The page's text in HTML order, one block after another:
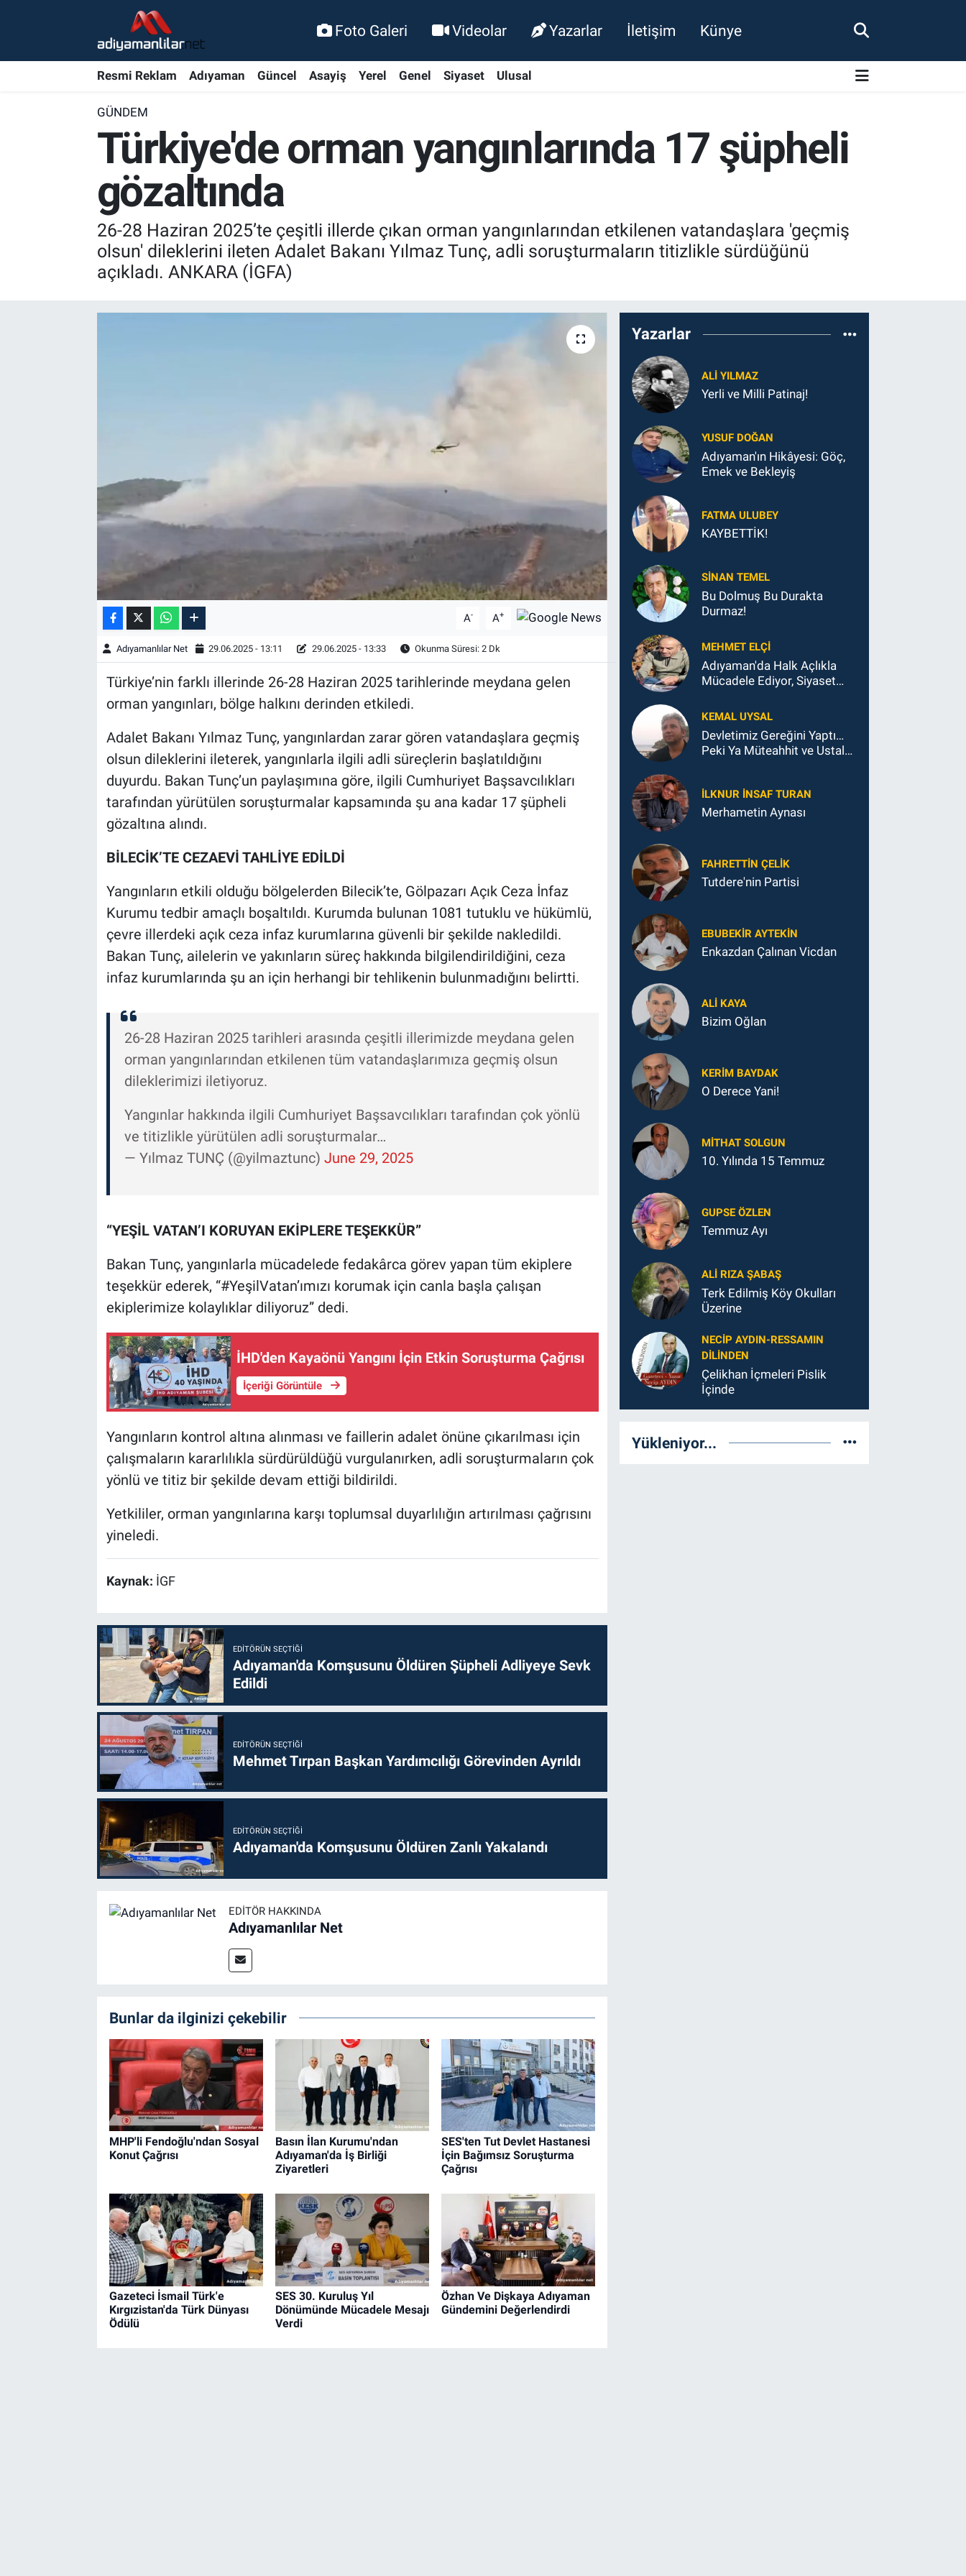
Foto Galeri Videolar Yazarlar İletişim Künye
Resmi Reklam Adıyaman Güncel Asayiş Yerel Genel Siyaset Ulusal
GÜNDEM
Türkiye'de orman yangınlarında 17 şüpheli
gözaltında
26-28 Haziran 2025’te çeşitli illerde çıkan orman yangınlarından etkilenen vatandaşlara 'geçmiş
olsun' dileklerini ileten Adalet Bakanı Yılmaz Tunç, adli soruşturmaların titizlikle sürdüğünü
açıkladı. ANKARA (İGFA)
A- A+
Adıyamanlılar Net 29.06.2025 - 13:11 29.06.2025 - 13:33 Okunma Süresi: 2 Dk
Türkiye’nin farklı illerinde 26-28 Haziran 2025 tarihlerinde meydana gelen
orman yangınları, bölge halkını derinden etkiledi.
Adalet Bakanı Yılmaz Tunç, yangınlardan zarar gören vatandaşlara geçmiş
olsun dileklerini ileterek, yangınlarla ilgili adli süreçlerin başlatıldığını
duyurdu. Bakan Tunç’un paylaşımına göre, ilgili Cumhuriyet Başsavcılıkları
tarafından yürütülen soruşturmalar kapsamında şu ana kadar 17 şüpheli
gözaltına alındı.
BİLECİK’TE CEZAEVİ TAHLİYE EDİLDİ
Yangınların etkili olduğu bölgelerden Bilecik’te, Gölpazarı Açık Ceza İnfaz
Kurumu tedbir amaçlı boşaltıldı. Kurumda bulunan 1081 tutuklu ve hükümlü,
çevre illerdeki açık ceza infaz kurumlarına güvenli bir şekilde nakledildi.
Bakan Tunç, ailelerin ve yakınların süreç hakkında bilgilendirildiğini, ceza
infaz kurumlarında şu an için herhangi bir tehlikenin bulunmadığını belirtti.
26-28 Haziran 2025 tarihleri arasında çeşitli illerimizde meydana gelen
orman yangınlarından etkilenen tüm vatandaşlarımıza geçmiş olsun
dileklerimizi iletiyoruz.
Yangınlar hakkında ilgili Cumhuriyet Başsavcılıkları tarafından çok yönlü
ve titizlikle yürütülen adli soruşturmalar…
— Yılmaz TUNÇ (@yilmaztunc) June 29, 2025
“YEŞİL VATAN’I KORUYAN EKİPLERE TEŞEKKÜR”
Bakan Tunç, yangınlarla mücadelede fedakârca görev yapan tüm ekiplere
teşekkür ederek, “#YeşilVatan’ımızı korumak için canla başla çalışan
ekiplerimize kolaylıklar diliyoruz” dedi.
İHD'den Kayaönü Yangını İçin Etkin Soruşturma Çağrısı
İçeriği Görüntüle
Yangınların kontrol altına alınması ve faillerin adalet önüne çıkarılması için
çalışmaların kararlılıkla sürdürüldüğü vurgulanırken, adli soruşturmaların çok
yönlü ve titiz bir şekilde devam ettiği bildirildi.
Yetkililer, orman yangınlarına karşı toplumsal duyarlılığın artırılması çağrısını
yineledi.
Kaynak: İGF
EDITÖRÜN SEÇTIĞI
Adıyaman'da Komşusunu Öldüren Şüpheli Adliyeye Sevk
Edildi
EDITÖRÜN SEÇTIĞI
Mehmet Tırpan Başkan Yardımcılığı Görevinden Ayrıldı
EDITÖRÜN SEÇTIĞI
Adıyaman'da Komşusunu Öldüren Zanlı Yakalandı
EDITÖR HAKKINDA
Adıyamanlılar Net
Bunlar da ilginizi çekebilir
MHP'li Fendoğlu'ndan Sosyal
Konut Çağrısı
Basın İlan Kurumu'ndan
Adıyaman'da İş Birliği
Ziyaretleri
SES'ten Tut Devlet Hastanesi
İçin Bağımsız Soruşturma
Çağrısı
Gazeteci İsmail Türk'e
Kırgızistan'da Türk Dünyası
Ödülü
SES 30. Kuruluş Yıl
Dönümünde Mücadele Mesajı
Verdi
Özhan Ve Dişkaya Adıyaman
Gündemini Değerlendirdi
Yazarlar
ALI YILMAZ
Yerli ve Milli Patinaj!
YUSUF DOĞAN
Adıyaman'ın Hikâyesi: Göç,
Emek ve Bekleyiş
FATMA ULUBEY
KAYBETTİK!
SINAN TEMEL
Bu Dolmuş Bu Durakta
Durmaz!
MEHMET ELÇI
Adıyaman'da Halk Açlıkla
Mücadele Ediyor, Siyaset
KEMAL UYSAL
Devletimiz Gereğini Yaptı…
Peki Ya Müteahhit ve Ustalar
İLKNUR İNSAF TURAN
Merhametin Aynası
FAHRETTIN ÇELİK
Tutdere'nin Partisi
EBUBEKIR AYTEKIN
Enkazdan Çalınan Vicdan
ALI KAYA
Bizim Oğlan
KERIM BAYDAK
O Derece Yani!
MITHAT SOLGUN
10. Yılında 15 Temmuz
GUPSE ÖZLEN
Temmuz Ayı
ALI RIZA ŞABAŞ
Terk Edilmiş Köy Okulları
Üzerine
NECIP AYDIN-RESSAMIN
DILINDEN
Çelikhan İçmeleri Pislik
İçinde
Yükleniyor...
Bölge Haberleri
BİLİM VE TEKNOLOJİ
Şambayat Haber
Nöbetçi Eczaneler
Adiyaman Namaz Vakitleri
Trafik Durumu
Süper Lig Puan Durumu ve Fikstür
Tüm Manşetler
Son Dakika Haberleri
Haber Arşivi